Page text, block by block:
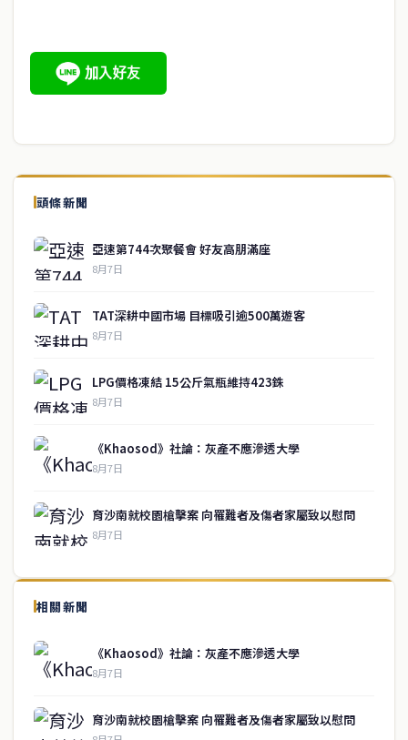
頭條新聞
亞速第744次聚餐會 好友高朋滿座
8月7日
TAT深耕中國市場 目標吸引逾500萬遊客
8月7日
LPG價格凍結 15公斤氣瓶維持423銖
8月7日
《Khaosod》社論：灰產不應滲透大學
8月7日
育沙南就校園槍擊案 向罹難者及傷者家屬致以慰問
8月7日
相關新聞
《Khaosod》社論：灰產不應滲透大學
8月7日
育沙南就校園槍擊案 向罹難者及傷者家屬致以慰問
泰國中文新聞（TCN）是一家總部設於曼谷的中文新聞媒體，致力於
供即時、客觀、多元的中文新聞內容。
service@thaichinesenews.com ↑ 回到頂端